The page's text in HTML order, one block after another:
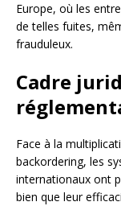
Europe, où les
de telles fuites,
frauduleux.
Cadre
Face à la
backordering, les
internationaux ont
bien que leur